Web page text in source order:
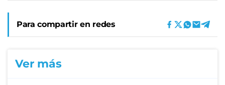
Para compartir en redes
Ver más